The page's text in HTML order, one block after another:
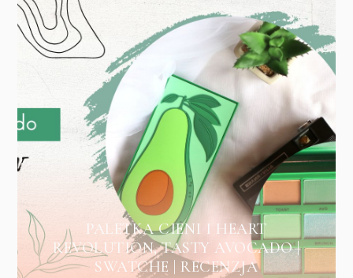
PALETKA CIENI I HEART
REVOLUTION, TASTY AVOCADO |
SWATCHE | RECENZJA